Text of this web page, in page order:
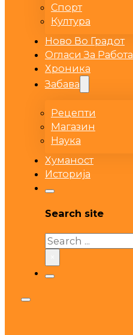
Спорт
Култура
Ново Во Градот
Огласи За Работа
Хроника
Забава
Рецепти
Магазин
Наука
Хуманост
Историја
Search site
Search